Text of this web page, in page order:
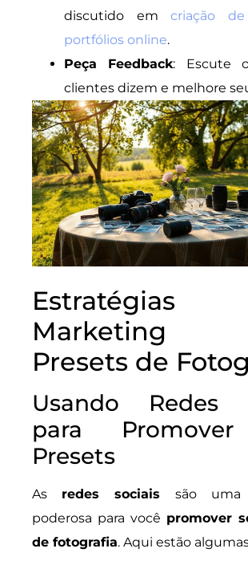
discutido emcriação
portfólios online.
Peça Feedback: Escute
clientes dizem e melhore
Marketing
Presets de
Usando Redes
para
Presets
As redes sociais são uma
poderosa para você promover
de fotografia. Aqui estão